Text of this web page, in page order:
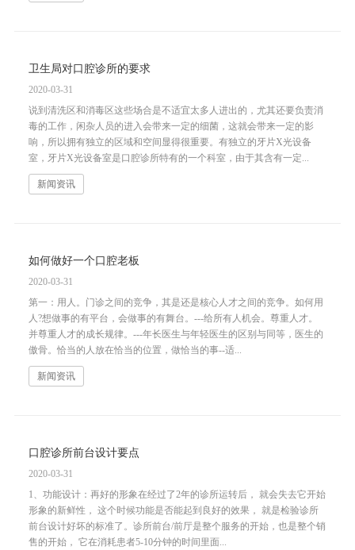
卫生局对口腔诊所的要求
2020-03-31
说到清洗区和消毒区这些场合是不适宜太多人进出的，尤其还要负责消
毒的工作，闲杂人员的进入会带来一定的细菌，这就会带来一定的影
响，所以拥有独立的区域和空间显得很重要。有独立的牙片X光设备
室，牙片X光设备室是口腔诊所特有的一个科室，由于其含有一定...
新闻资讯
如何做好一个口腔老板
2020-03-31
第一：用人。门诊之间的竞争，其是还是核心人才之间的竞争。如何用
人?想做事的有平台，会做事的有舞台。---给所有人机会。尊重人才。
并尊重人才的成长规律。---年长医生与年轻医生的区别与同等，医生的
傲骨。恰当的人放在恰当的位置，做恰当的事--适...
新闻资讯
口腔诊所前台设计要点
2020-03-31
1、功能设计：再好的形象在经过了2年的诊所运转后， 就会失去它开始
形象的新鲜性， 这个时候功能是否能起到良好的效果， 就是检验诊所
前台设计好坏的标准了。诊所前台/前厅是整个服务的开始，也是整个销
售的开始， 它在消耗患者5-10分钟的时间里面...